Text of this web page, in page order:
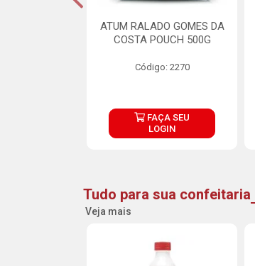
ATUM RALADO GOMES DA
COSTA POUCH 500G
Código: 2270
FAÇA SEU
LOGIN
Tudo para sua confeitaria
Veja mais